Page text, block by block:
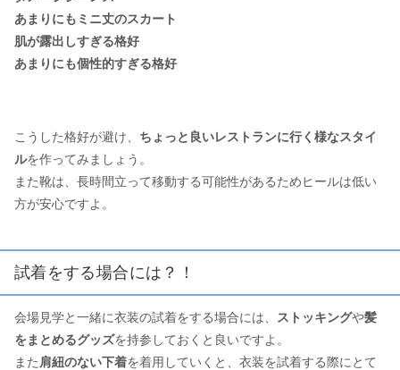
あまりにもミニ丈のスカート
肌が露出しすぎる格好
あまりにも個性的すぎる格好
こうした格好が避け、 ちょっと良いレストランに行く様なスタイ
ルを作ってみましょう。
また靴は、長時間立って移動する可能性があるためヒールは低い
方が安心ですよ。
試着をする場合には？！
会場見学と一緒に衣装の試着をする場合には、 ストッキングや髪
をまとめるグッズを持参しておくと良いですよ。
また 肩紐のない下着を着用していくと、衣装を試着する際にとて